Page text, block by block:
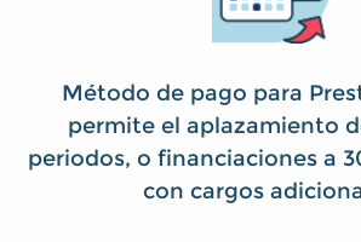
Método de pago para
permite el aplazamiento
periodos, o financiaciones a
con cargos